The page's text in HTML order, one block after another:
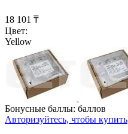
18 101 ₸
Цвет:
Yellow
Бонусные баллы: баллов
Авторизуйтесь, чтобы купить